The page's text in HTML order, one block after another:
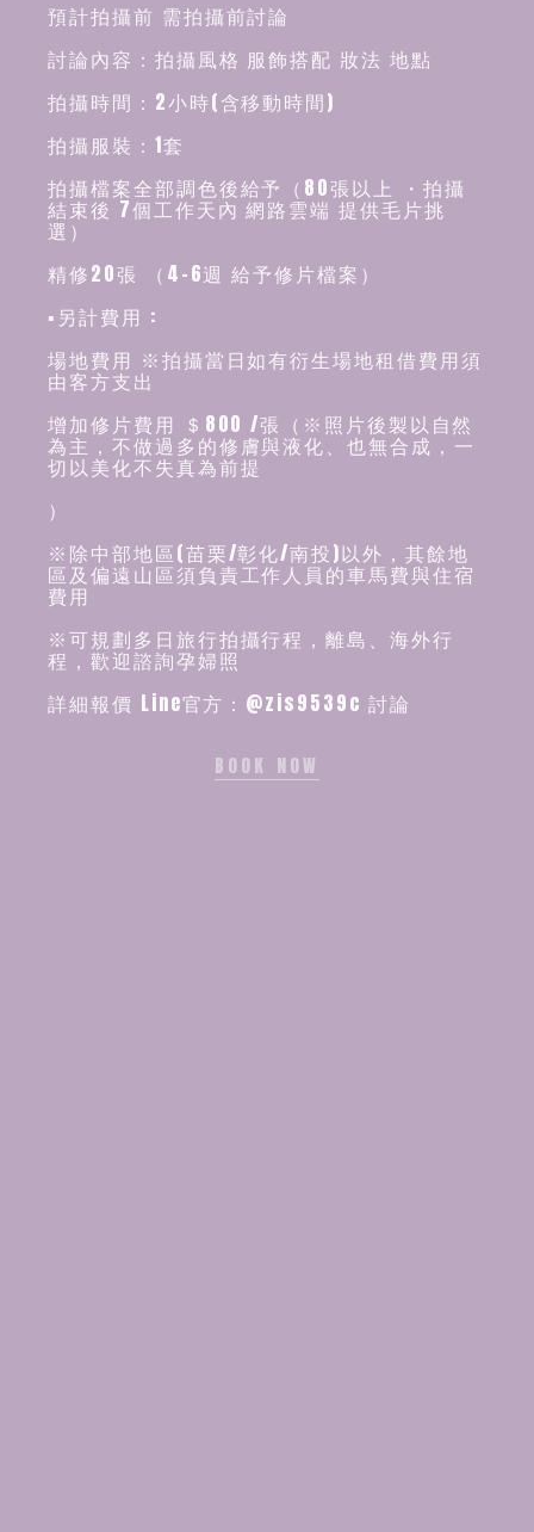
預計拍攝前 需拍攝前討論
討論內容：拍攝風格 服飾搭配 妝法 地點
拍攝時間：2小時(含移動時間)
拍攝服裝：1套
拍攝檔案全部調色後給予（80張以上 ・拍攝
結束後 7個工作天內 網路雲端 提供毛片挑
選）
精修20張 （4-6週 給予修片檔案）
▪️另計費用 :
場地費用 ※拍攝當日如有衍生場地租借費用須
由客方支出
增加修片費用 ＄800 /張（※照片後製以自然
為主，不做過多的修膚與液化、也無合成，一
切以美化不失真為前提
）
※除中部地區(苗栗/彰化/南投)以外，其餘地
區及偏遠山區須負責工作人員的車馬費與住宿
費用
※可規劃多日旅行拍攝行程，離島、海外行
程，歡迎諮詢孕婦照
詳細報價 Line官方：@zis9539c 討論
BOOK NOW